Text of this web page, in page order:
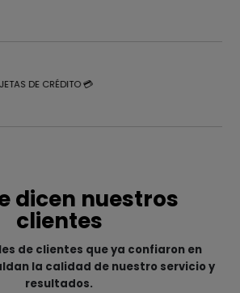
DE CRÉDITO 💳
dicen nuestros
clientes
de clientes que ya confiaron en
la calidad de nuestro servicio y
resultados.